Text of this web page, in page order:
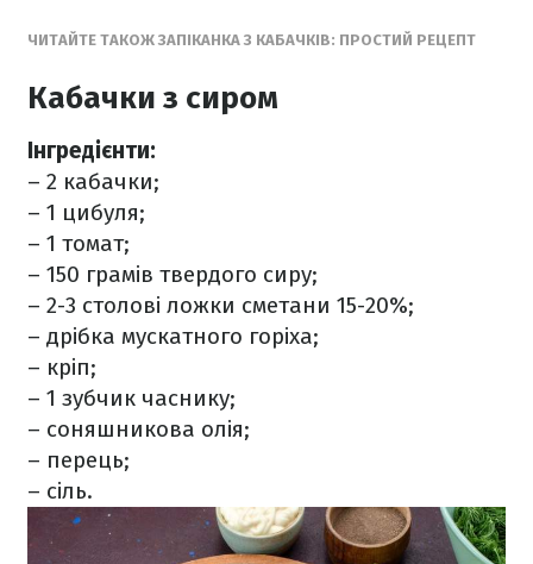
ЧИТАЙТЕ ТАКОЖ ЗАПІКАНКА З КАБАЧКІВ: ПРОСТИЙ РЕЦЕПТ
Кабачки з сиром
Інгредієнти:
– 2 кабачки;
– 1 цибуля;
– 1 томат;
– 150 грамів твердого сиру;
– 2-3 столові ложки сметани 15-20%;
– дрібка мускатного горіха;
– кріп;
– 1 зубчик часнику;
– соняшникова олія;
– перець;
– сіль.